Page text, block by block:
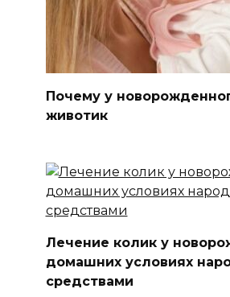
Почему у
животик
Лечение колик у
домашних условиях
средствами